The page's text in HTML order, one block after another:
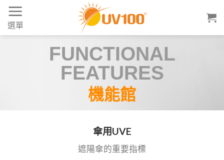
Skip
content
選單
FUNCTIONAL
FEATURES
機能館
傘用UVE
遮陽傘的重要指標